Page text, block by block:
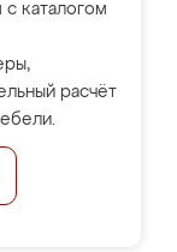
каталогом
расчёт